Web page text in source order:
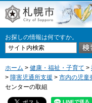
札幌市
お探しの情報は何ですか。
ホーム > 健康・福祉・子育て >
> 障害児通所支援 > 市内の児童
センターの取組